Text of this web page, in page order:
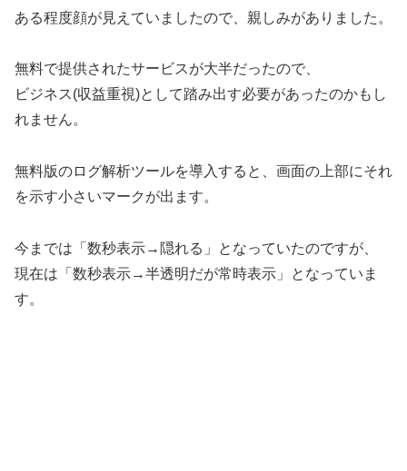
ある程度顔が見えていましたので、親しみがありました。
無料で提供されたサービスが大半だったので、
ビジネス(収益重視)として踏み出す必要があったのかもし
れません。
無料版のログ解析ツールを導入すると、画面の上部にそれ
を示す小さいマークが出ます。
今までは「数秒表示→隠れる」となっていたのですが、
現在は「数秒表示→半透明だが常時表示」となっていま
す。